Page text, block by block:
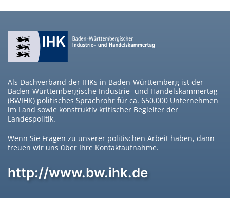
Als Dachverband der IHKs in Baden-Württemberg ist der
Baden-Württembergische Industrie- und Handelskammertag
(BWIHK) politisches Sprachrohr für ca. 650.000 Unternehmen
im Land sowie konstruktiv kritischer Begleiter der
Landespolitik.
Wenn Sie Fragen zu unserer politischen Arbeit haben, dann
freuen wir uns über Ihre Kontaktaufnahme.
http://www.bw.ihk.de